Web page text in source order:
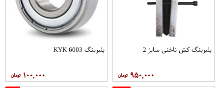
بلبرینگ کش ناخنی سایز 2
۹۵۰,۰۰۰
بلبرینگ 6003 KYK
۱۰۰,۰۰۰